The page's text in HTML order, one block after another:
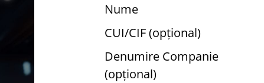
Nume
CUI/CIF (opțional)
Denumire Companie
(opțional)